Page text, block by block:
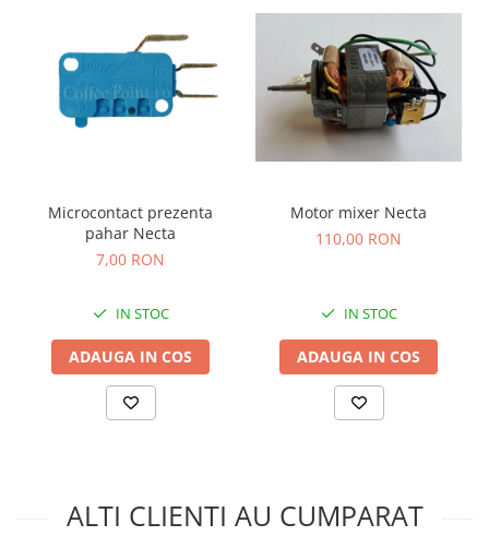
Microcontact prezenta
pahar Necta
7,00 RON
IN STOC
ADAUGA IN COS
Motor mixer Necta
110,00 RON
IN STOC
ADAUGA IN COS
ALTI CLIENTI AU CUMPARAT